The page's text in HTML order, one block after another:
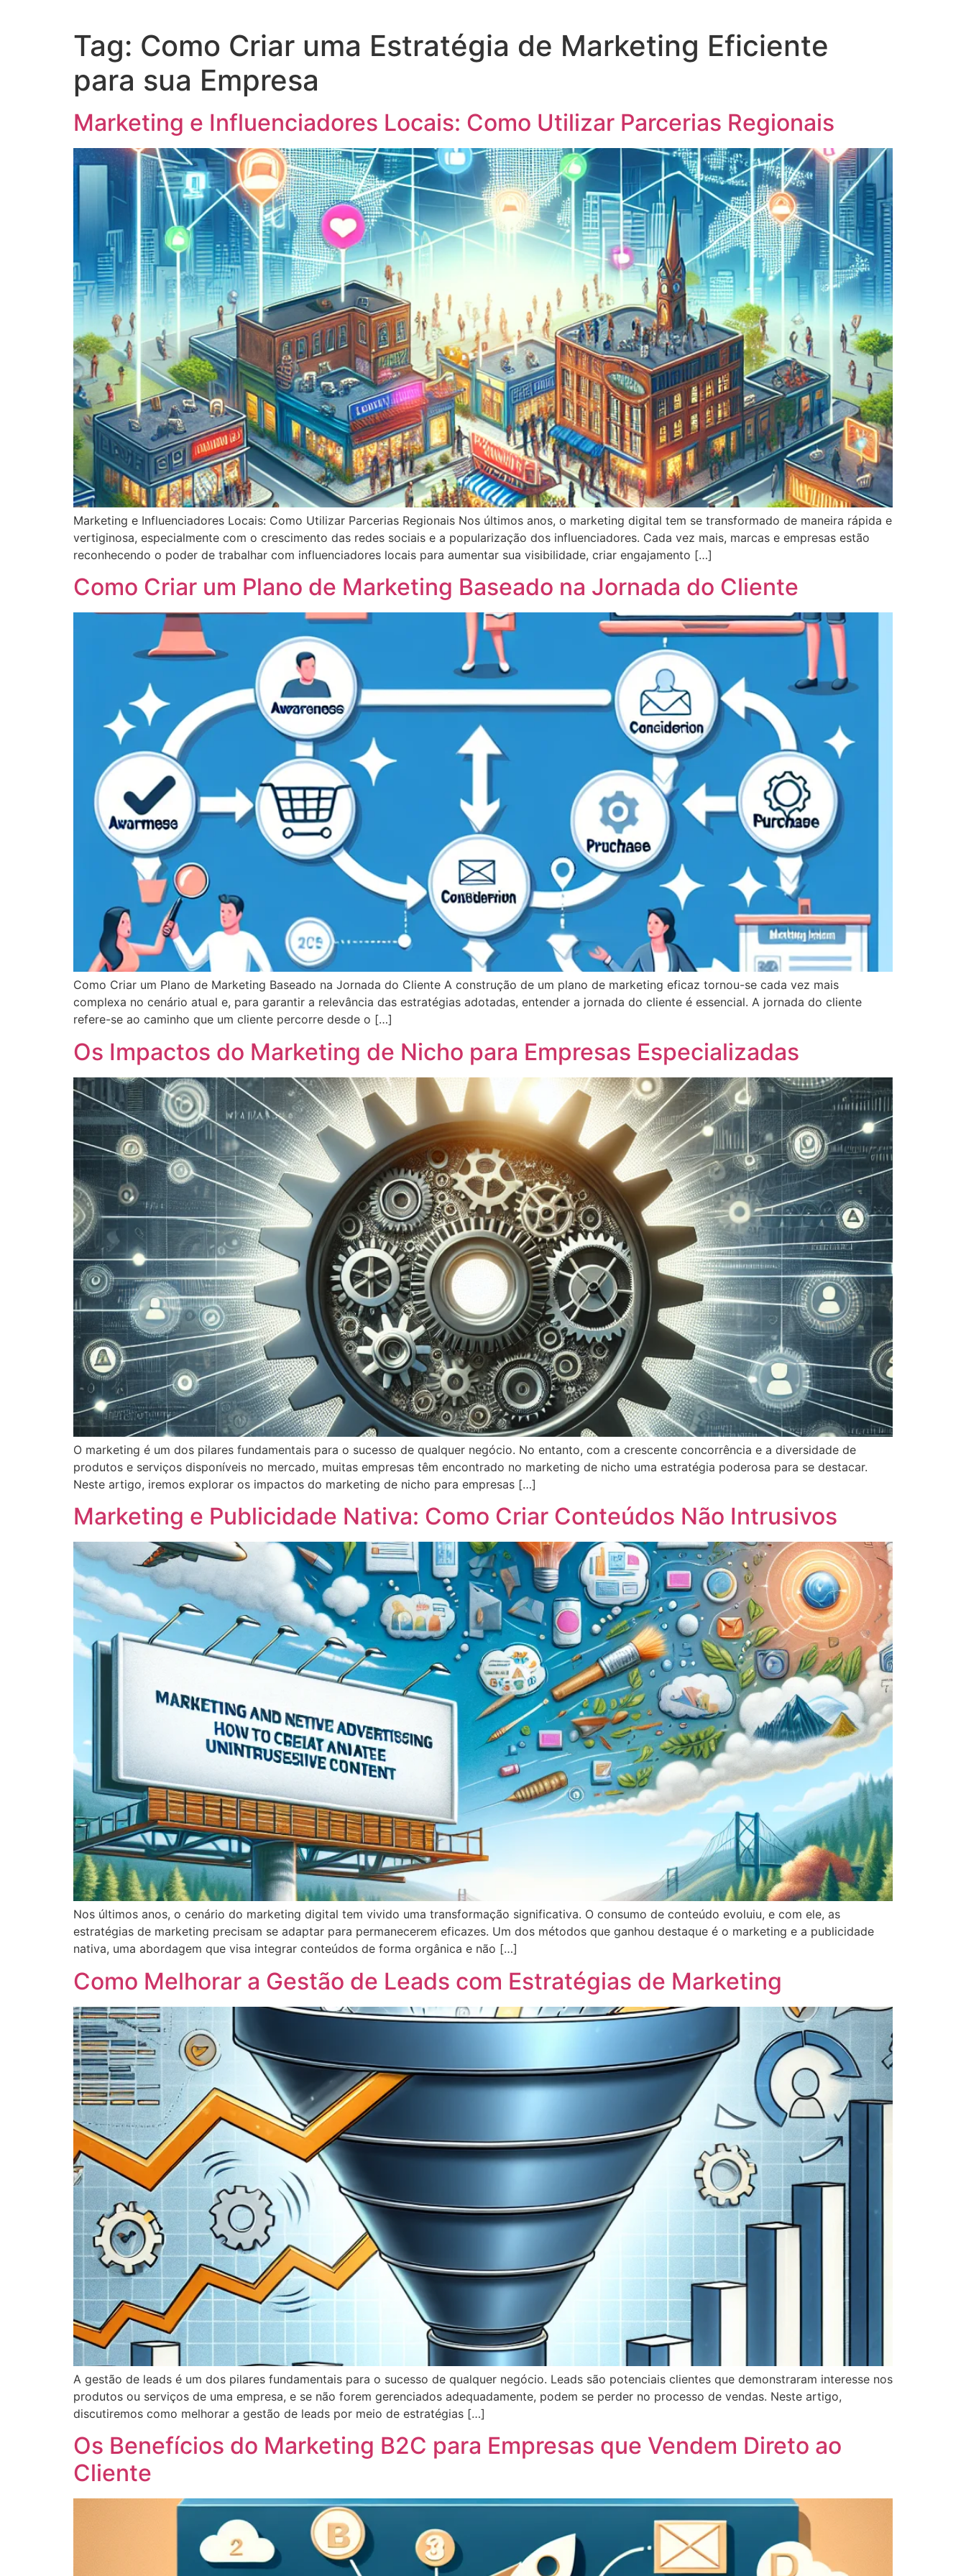
Tag: Como Criar uma Estratégia de Marketing Eficiente
para sua Empresa
Marketing e Influenciadores Locais: Como Utilizar Parcerias Regionais
Marketing e Influenciadores Locais: Como Utilizar Parcerias Regionais Nos últimos anos, o marketing digital tem se transformado de maneira rápida e
vertiginosa, especialmente com o crescimento das redes sociais e a popularização dos influenciadores. Cada vez mais, marcas e empresas estão
reconhecendo o poder de trabalhar com influenciadores locais para aumentar sua visibilidade, criar engajamento […]
Como Criar um Plano de Marketing Baseado na Jornada do Cliente
Como Criar um Plano de Marketing Baseado na Jornada do Cliente A construção de um plano de marketing eficaz tornou-se cada vez mais
complexa no cenário atual e, para garantir a relevância das estratégias adotadas, entender a jornada do cliente é essencial. A jornada do cliente
refere-se ao caminho que um cliente percorre desde o […]
Os Impactos do Marketing de Nicho para Empresas Especializadas
O marketing é um dos pilares fundamentais para o sucesso de qualquer negócio. No entanto, com a crescente concorrência e a diversidade de
produtos e serviços disponíveis no mercado, muitas empresas têm encontrado no marketing de nicho uma estratégia poderosa para se destacar.
Neste artigo, iremos explorar os impactos do marketing de nicho para empresas […]
Marketing e Publicidade Nativa: Como Criar Conteúdos Não Intrusivos
Nos últimos anos, o cenário do marketing digital tem vivido uma transformação significativa. O consumo de conteúdo evoluiu, e com ele, as
estratégias de marketing precisam se adaptar para permanecerem eficazes. Um dos métodos que ganhou destaque é o marketing e a publicidade
nativa, uma abordagem que visa integrar conteúdos de forma orgânica e não […]
Como Melhorar a Gestão de Leads com Estratégias de Marketing
A gestão de leads é um dos pilares fundamentais para o sucesso de qualquer negócio. Leads são potenciais clientes que demonstraram interesse nos
produtos ou serviços de uma empresa, e se não forem gerenciados adequadamente, podem se perder no processo de vendas. Neste artigo,
discutiremos como melhorar a gestão de leads por meio de estratégias […]
Os Benefícios do Marketing B2C para Empresas que Vendem Direto ao
Cliente